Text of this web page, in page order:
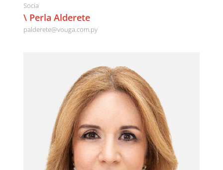
Socia
\ Perla Alderete
palderete@vouga.com.py